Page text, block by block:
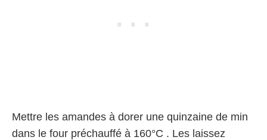
Mettre les amandes à dorer une quinzaine de min
dans le four préchauffé à 160°C . Les laissez